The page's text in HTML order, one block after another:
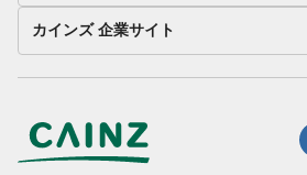
カインズ 企業サイト